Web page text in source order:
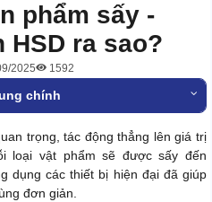
phẩm sấy -
ra sao?
2025 1592
chính
trọng, tác động thẳng lên giá trị
loại vật phẩm sẽ được sấy đến
dụng các thiết bị hiện đại đã giúp
đơn giản.